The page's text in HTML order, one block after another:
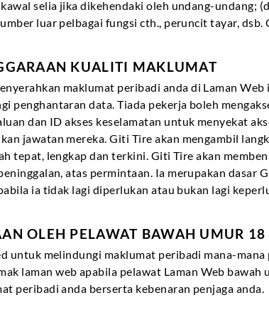
selia jika dikehendaki oleh undang-
luar pelbagai fungsi cth., peruncit tayar,
KUALITI MAKLUMAT
maklumat peribadi anda di Laman
penghantaran data. Tiada pekerja boleh
dan ID akses keselamatan untuk menyekat
jawatan mereka. Giti Tire akan mengambil
tepat, lengkap dan terkini. Giti Tire akan
atas permintaan. Ia merupakan dasar
ia tidak lagi diperlukan atau bukan lagi
OLEH PELAWAT BAWAH UMUR 18
untuk melindungi maklumat peribadi mana-
laman web apabila pelawat Laman Web
peribadi anda berserta kebenaran penjaga anda.